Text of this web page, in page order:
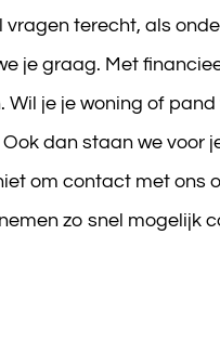
vragen terecht, als
je graag. Met
Wil je je woning of
dan staan we voor
om contact met ons
zo snel mogelijk